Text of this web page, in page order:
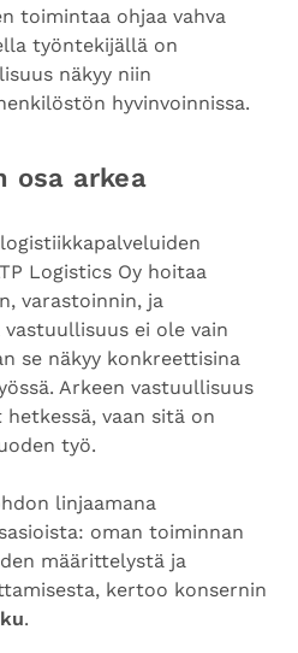
toimintaa ohjaa vahva
työntekijällä on
näkyy niin
hyvinvoinnissa.
osa arkea
Logistics Oy hoitaa
varastoinnin, ja
ei ole vain
se näkyy konkreettisina
Arkeen vastuullisuus
vaan sitä on
työ.
linjaamana
oman toiminnan
määrittelystä ja
kertoo konsernin
.